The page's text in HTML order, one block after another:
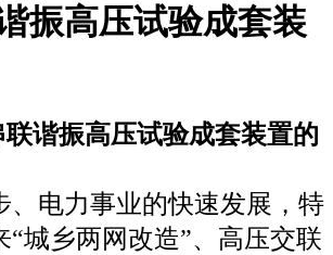
振高压试验成套装
谐振高压试验成套装置的
、电力事业的快速发展， 特
“城乡两网改造”、高压交联